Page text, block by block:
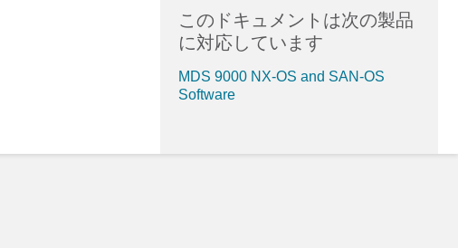
このドキュメントは次の製品
に対応しています
MDS 9000 NX-OS and SAN-OS
Software